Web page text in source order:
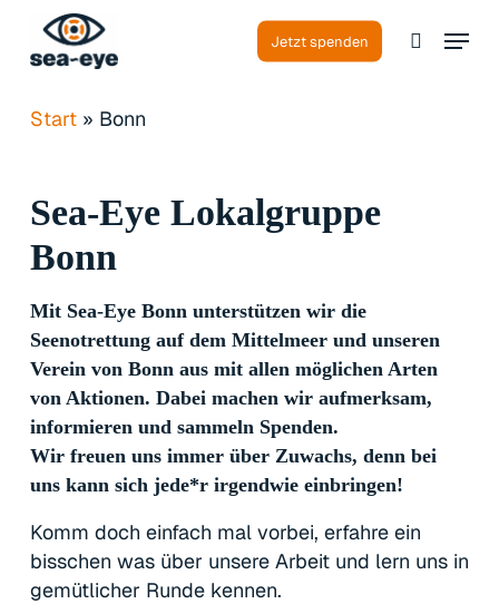
main
Jetzt spenden search
Menu
Start» Bonn
Sea-Eye Lokalgruppe
Bonn
Mit Sea-Eye Bonn unterstützen wir die
Seenotrettung auf dem Mittelmeer und unseren
Verein von Bonn aus mit allen möglichen Arten
von Aktionen. Dabei machen wir aufmerksam,
informieren und sammeln Spenden.
Wir freuen uns immer über Zuwachs, denn bei
uns kann sich jede*r irgendwie einbringen!
Komm doch einfach mal vorbei, erfahre ein
bisschen was über unsere Arbeit und lern uns in
gemütlicher Runde kennen.